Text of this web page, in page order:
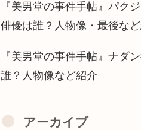
『美男堂の事件手帖』パク
俳優は誰？人物像・最後な
『美男堂の事件手帖』ナダ
誰？人物像など紹介
アーカイブ